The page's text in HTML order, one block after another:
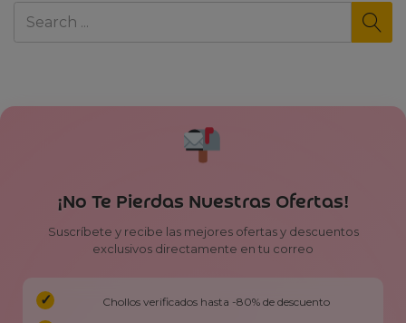
¡No Te Pierdas Nuestras Ofertas!
Suscríbete y recibe las mejores ofertas y descuentos
exclusivos directamente en tu correo
Chollos verificados hasta -80% de descuento